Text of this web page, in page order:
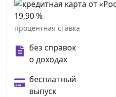
19,90 %
процентная ставка
без справок
о доходах
бесплатный
выпуск